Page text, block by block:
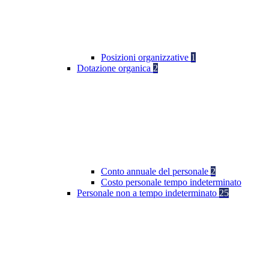
Posizioni organizzative 1
Dotazione organica 2
Conto annuale del personale 2
Costo personale tempo indeterminato
Personale non a tempo indeterminato 25